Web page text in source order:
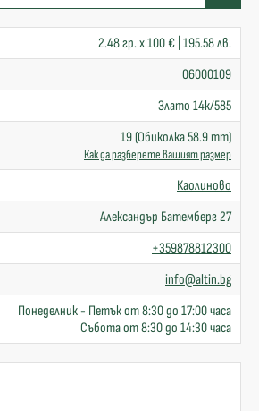
2.48 гр. x 100 € | 195.58 лв.
06000109
Злато 14к/585
19 (Обиколка 58.9 mm)
Как да разберете вашият размер
Каолиново
Александър Батемберг 27
+359878812300
info@altin.bg
Понеделник - Петък от 8:30 до 17:00 часа
Събота от 8:30 до 14:30 часа